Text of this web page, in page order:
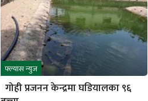
फ्ल्यास न्युज
गोही प्रजनन केन्द्रमा घडियालका ९६